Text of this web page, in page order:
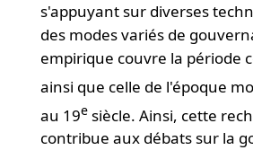
s'appuyant sur diverses
des modes variés de
empirique couvre la période
ainsi que celle de l'époque
au 19esiècle. Ainsi, cette
contribue aux débats sur la